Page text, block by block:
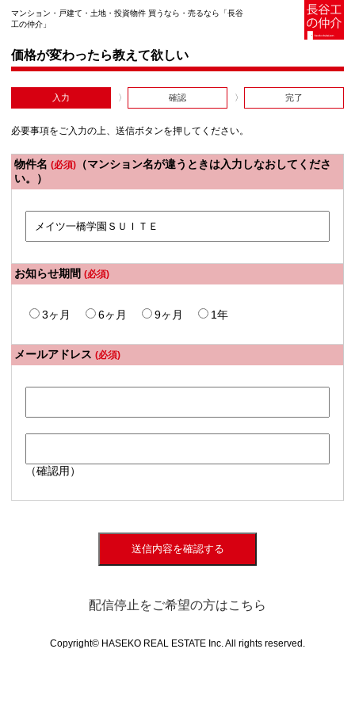
マンション・戸建て・土地・投資物件 買うなら・売るなら「長谷
工の仲介」
価格が変わったら教えて欲しい
入力 確認 完了
必要事項をご入力の上、送信ボタンを押してください。
物件名 (必須) （マンション名が違うときは入力しなおしてくださ
い。）
お知らせ期間 (必須)
3ヶ月 6ヶ月 9ヶ月 1年
メールアドレス (必須)
（確認用）
送信内容を確認する
配信停止をご希望の方はこちら
Copyright© HASEKO REAL ESTATE Inc. All rights reserved.